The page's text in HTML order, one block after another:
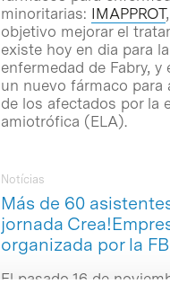
minoritarias: IMAPPROT
objetivo mejorar el
existe hoy en dia para
enfermedad de Fabry, y
un nuevo fármaco para
de los afectados por la
amiotrófica (ELA).
Más de 60
jornada
organizada por la
Notícias
El pasado 16 de